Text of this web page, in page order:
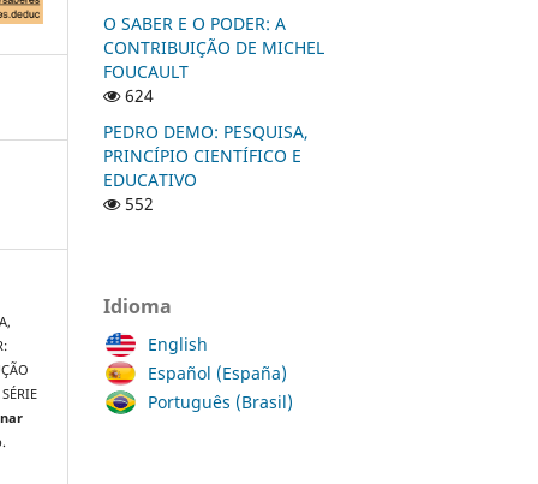
O SABER E O PODER: A
CONTRIBUIÇÃO DE MICHEL
FOUCAULT
624
PEDRO DEMO: PESQUISA,
PRINCÍPIO CIENTÍFICO E
EDUCATIVO
552
Idioma
English
Español (España)
Português (Brasil)